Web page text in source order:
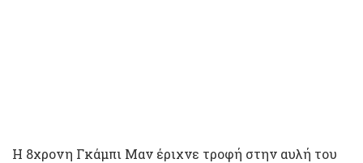
Η 8χρονη Γκάμπι Μαν έριχνε τροφή στην αυλή του